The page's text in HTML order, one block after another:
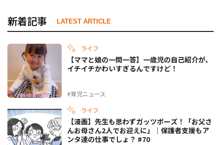
新着記事 LATEST ARTICLE
ライフ
#育児ニュース
【ママと娘の一問一答】一歳児の自己紹介が、
イチイチかわいすぎるんですけど！
ライフ
【漫画】先生も思わずガッツポーズ！「お父さ
んお母さん2人でお迎えに」｜保護者支援もア
ンタ達の仕事でしょ？ #70